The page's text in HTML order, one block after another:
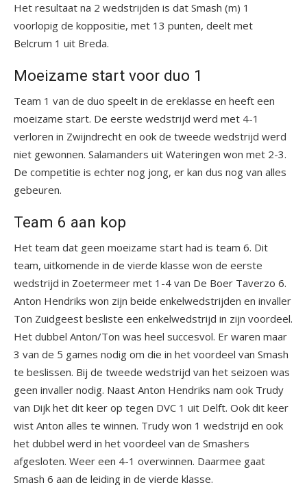
Het resultaat na 2 wedstrijden is dat Smash (m) 1
voorlopig de koppositie, met 13 punten, deelt met
Belcrum 1 uit Breda.
Moeizame start voor duo 1
Team 1 van de duo speelt in de ereklasse en heeft een
moeizame start. De eerste wedstrijd werd met 4-1
verloren in Zwijndrecht en ook de tweede wedstrijd werd
niet gewonnen. Salamanders uit Wateringen won met 2-3.
De competitie is echter nog jong, er kan dus nog van alles
gebeuren.
Team 6 aan kop
Het team dat geen moeizame start had is team 6. Dit
team, uitkomende in de vierde klasse won de eerste
wedstrijd in Zoetermeer met 1-4 van De Boer Taverzo 6.
Anton Hendriks won zijn beide enkelwedstrijden en invaller
Ton Zuidgeest besliste een enkelwedstrijd in zijn voordeel.
Het dubbel Anton/Ton was heel succesvol. Er waren maar
3 van de 5 games nodig om die in het voordeel van Smash
te beslissen. Bij de tweede wedstrijd van het seizoen was
geen invaller nodig. Naast Anton Hendriks nam ook Trudy
van Dijk het dit keer op tegen DVC 1 uit Delft. Ook dit keer
wist Anton alles te winnen. Trudy won 1 wedstrijd en ook
het dubbel werd in het voordeel van de Smashers
afgesloten. Weer een 4-1 overwinnen. Daarmee gaat
Smash 6 aan de leiding in de vierde klasse.